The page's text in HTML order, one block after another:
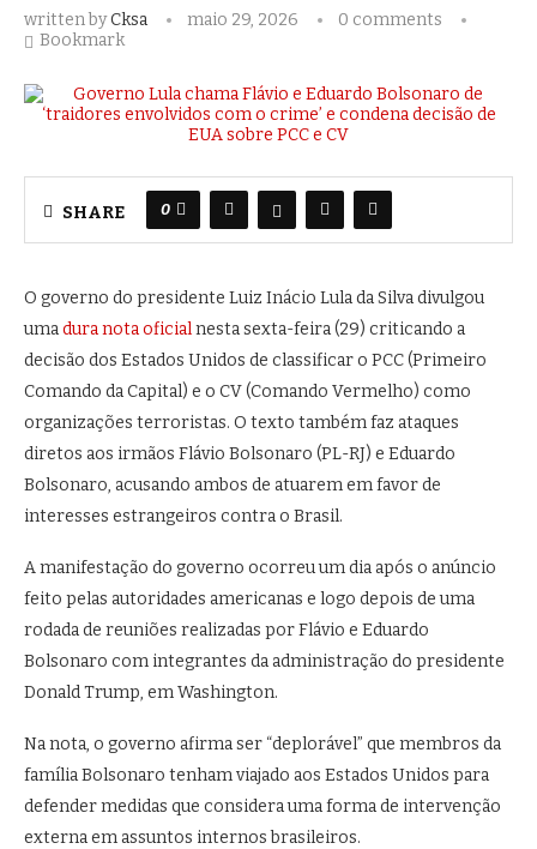
written byCksa maio 29, 2026
0 comments
Bookmark
SHARE 0
O governo do presidente Luiz Inácio Lula da Silva divulgou
umadura nota oficialnesta sexta-feira (29) criticando a
decisão dos Estados Unidos de classificar o PCC (Primeiro
Comando da Capital) e o CV (Comando Vermelho) como
organizações terroristas. O texto também faz ataques
diretos aos irmãos Flávio Bolsonaro (PL-RJ) e Eduardo
Bolsonaro, acusando ambos de atuarem em favor de
interesses estrangeiros contra o Brasil.
A manifestação do governo ocorreu um dia após o anúncio
feito pelas autoridades americanas e logo depois de uma
rodada de reuniões realizadas por Flávio e Eduardo
Bolsonaro com integrantes da administração do presidente
Donald Trump, em Washington.
Na nota, o governo afirma ser “deplorável” que membros da
família Bolsonaro tenham viajado aos Estados Unidos para
defender medidas que considera uma forma de intervenção
externa em assuntos internos brasileiros.